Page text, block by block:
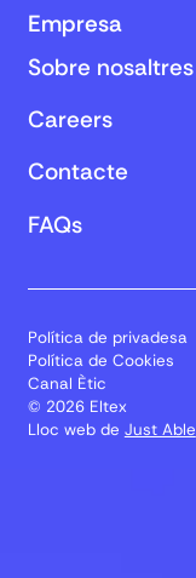
Empresa
Sobre nosaltres
Careers
Contacte
FAQs
Política de privadesa
Política de Cookies
Canal Ètic
© 2026 Eltex
Lloc web de Just Able